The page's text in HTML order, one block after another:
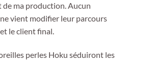
de ma production. Aucun
vient modifier leur parcours
le client final.
perles Hoku séduiront les